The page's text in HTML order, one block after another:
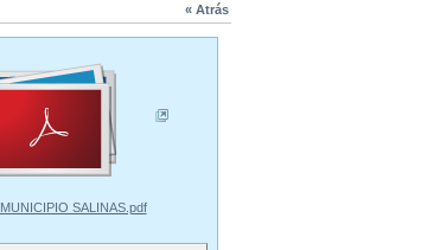
« Atrás
MUNICIPIO SALINAS.pdf